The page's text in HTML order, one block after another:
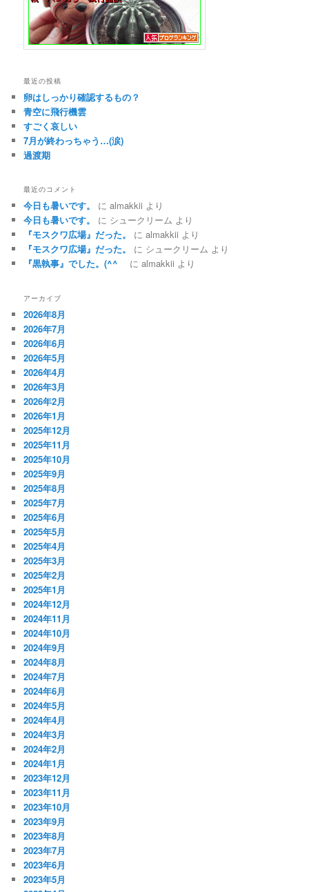
最近の投稿
卵はしっかり確認するもの？
青空に飛行機雲
すごく哀しい
7月が終わっちゃう…(涙)
過渡期
最近のコメント
今日も暑いです。 にalmakkii より
今日も暑いです。
に シュークリーム より
『モスクワ広場』だった。
にalmakkii より
『モスクワ広場』だった。
に シュークリーム より
『黒執事』でした。(^^ゞ
にalmakkii より
アーカイブ
2026年8月
2026年7月
2026年6月
2026年5月
2026年4月
2026年3月
2026年2月
2026年1月
2025年12月
2025年11月
2025年10月
2025年9月
2025年8月
2025年7月
2025年6月
2025年5月
2025年4月
2025年3月
2025年2月
2025年1月
2024年12月
2024年11月
2024年10月
2024年9月
2024年8月
2024年7月
2024年6月
2024年5月
2024年4月
2024年3月
2024年2月
2024年1月
2023年12月
2023年11月
2023年10月
2023年9月
2023年8月
2023年7月
2023年6月
2023年5月